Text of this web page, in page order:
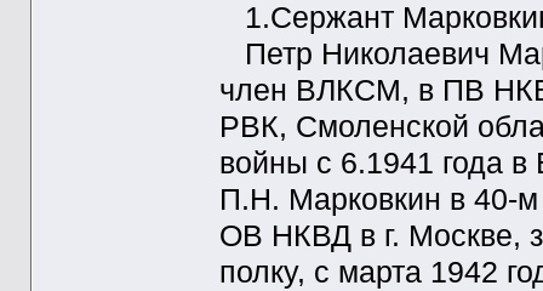
1.Сержант
Петр Николаевич
член ВЛКСМ, в ПВ
РВК, Смоленской
войны с 6.1941 года
П.Н. Марковкин в 40-м
ОВ НКВД в г. Москве,
полку, с марта 1942